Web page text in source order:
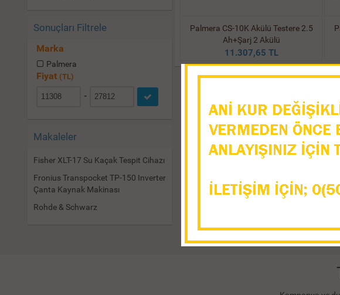
Sonuçları Filtrele
Marka
Palmera
Fiyat (TL)
-
Makaleler
Fisher XLT-17 Su Kaçak Tespit Cihazı
Fronius Transpocket TP-150 Inverter
Çanta Kaynak Makinası
Rohde & Schwarz
Palmera CS-10K Akülü Testere 2.5
Ah+Şarj 2 Akülü
11.307,65 TL